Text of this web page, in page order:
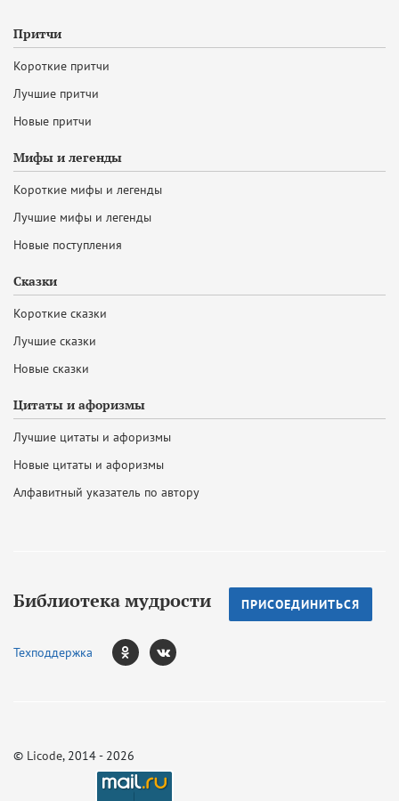
Притчи
Короткие притчи
Лучшие притчи
Новые притчи
Мифы и легенды
Короткие мифы и легенды
Лучшие мифы и легенды
Новые поступления
Сказки
Короткие сказки
Лучшие сказки
Новые сказки
Цитаты и афоризмы
Лучшие цитаты и афоризмы
Новые цитаты и афоризмы
Алфавитный указатель по автору
Библиотека мудрости ПРИСОЕДИНИТЬСЯ
Техподдержка
© Licode, 2014 - 2026